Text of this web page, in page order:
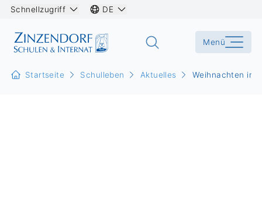
Schnellzugriff DE
Menü
Startseite Schulleben Aktuelles Weihnachten im